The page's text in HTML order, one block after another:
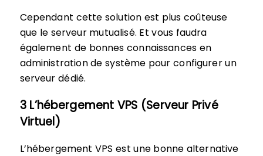
Cependant cette solution est plus coûteuse
que le serveur mutualisé. Et vous faudra
également de bonnes connaissances en
administration de système pour configurer un
serveur dédié.
3 L’hébergement VPS (Serveur Privé
Virtuel)
L’hébergement VPS est une bonne alternative